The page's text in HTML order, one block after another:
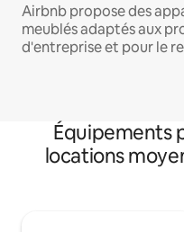
Airbnb propose des
meublés adaptés aux
d'entreprise et pour le
Équipements
locations